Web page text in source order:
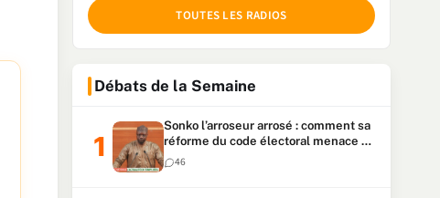
TOUTES LES RADIOS
Débats de la Semaine
Sonko l’arroseur arrosé : comment sa
réforme du code électoral menace sa
candidature
46